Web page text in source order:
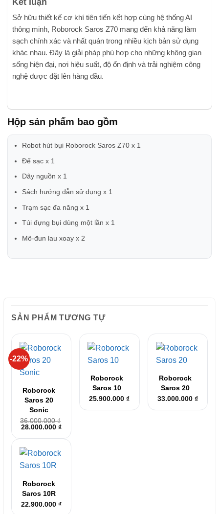
Sở hữu thiết kế cơ khí tiên tiến kết hợp cùng hệ thống AI
thông minh, Roborock Saros Z70 mang đến khả năng làm
sạch chính xác và nhất quán trong nhiều kịch bản sử dụng
khác nhau. Đây là giải pháp phù hợp cho những không gian
sống hiện đại, nơi hiệu suất, độ ổn định và trải nghiệm công
nghệ được đặt lên hàng đầu.
Hộp sản phẩm bao gồm
Robot hút bụi Roborock Saros Z70 x 1
Đế sạc x 1
Dây nguồn x 1
Sách hướng dẫn sử dụng x 1
Trạm sạc đa năng x 1
Túi đựng bụi dùng một lần x 1
Mô-đun lau xoay x 2
SẢN PHẨM TƯƠNG TỰ
-22%
Roborock
Saros 20
Sonic
36.000.000₫
Giá
là:
36.000.000 ₫.
28.000.000₫Giá
hiện
tại
Roborock
Saros 10
25.900.000₫
Roborock
Saros 20
33.000.000 ₫
Roborock
Saros 10R
22.900.000₫